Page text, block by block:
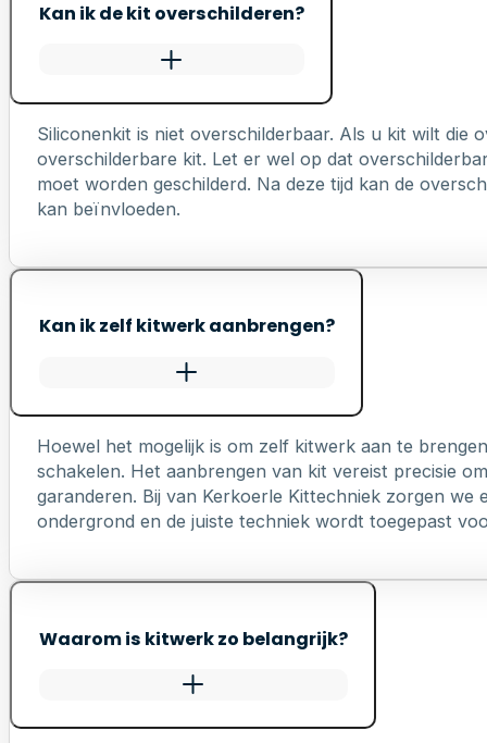
Kan ik de kit overschilderen?
Siliconenkit is niet overschilderbaar. Als u kit wilt die
overschilderbare kit. Let er wel op dat
moet worden geschilderd. Na deze tijd kan de
kan beïnvloeden.
Kan ik zelf kitwerk aanbrengen?
Hoewel het mogelijk is om zelf kitwerk aan te
schakelen. Het aanbrengen van kit vereist precisie
garanderen. Bij van Kerkoerle Kittechniek zorgen
ondergrond en de juiste techniek wordt toegepast
Waarom is kitwerk zo belangrijk?